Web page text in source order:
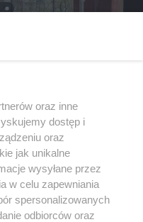
oraz inne
dostęp i
oraz
jak unikalne
wysyłane przez
w celu zapewniania
spersonalizowanych
odbiorców oraz